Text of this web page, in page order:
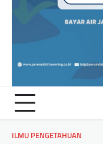
ILMU PENGETAHUAN